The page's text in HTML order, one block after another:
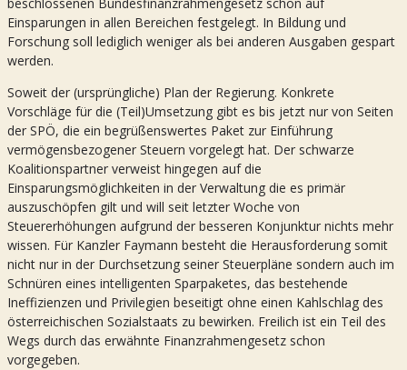
Einsparungen in allen Bereichen festgelegt. In Bildung und
Forschung soll lediglich weniger als bei anderen Ausgaben gespart
werden.
Soweit der (ursprüngliche) Plan der Regierung. Konkrete
Vorschläge für die (Teil)Umsetzung gibt es bis jetzt nur von Seiten
der SPÖ, die ein begrüßenswertes Paket zur Einführung
vermögensbezogener Steuern vorgelegt hat. Der schwarze
Koalitionspartner verweist hingegen auf die
Einsparungsmöglichkeiten in der Verwaltung die es primär
auszuschöpfen gilt und will seit letzter Woche von
Steuererhöhungen aufgrund der besseren Konjunktur nichts mehr
wissen. Für Kanzler Faymann besteht die Herausforderung somit
nicht nur in der Durchsetzung seiner Steuerpläne sondern auch im
Schnüren eines intelligenten Sparpaketes, das bestehende
Ineffizienzen und Privilegien beseitigt ohne einen Kahlschlag des
österreichischen Sozialstaats zu bewirken. Freilich ist ein Teil des
Wegs durch das erwähnte Finanzrahmengesetz schon
vorgegeben.